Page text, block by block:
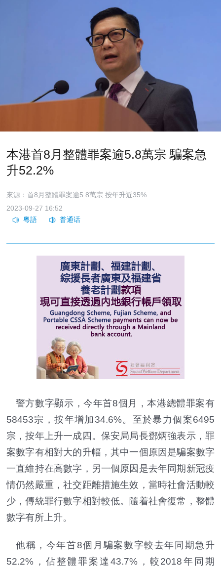
本港首8月整體罪案逾5.8萬宗 騙案急
升52.2%
來源：首8月整體罪案逾5.8萬宗 按年升近35%
2023-09-27 16:52
警方數字顯示，今年首8個月，本港總體罪案有
58453宗，按年增加34.6%。至於暴力個案6495
宗，按年上升一成四。保安局局長鄧炳強表示，罪
案數字有相對大的升幅，其中一個原因是騙案數字
一直維持在高數字，另一個原因是去年同期新冠疫
情仍然嚴重，社交距離措施生效，當時社會活動較
少，傳統罪行數字相對較低。隨着社會復常，整體
數字有所上升。
他稱，今年首8個月騙案數字較去年同期急升
52.2%，佔整體罪案達43.7%，較2018年同期